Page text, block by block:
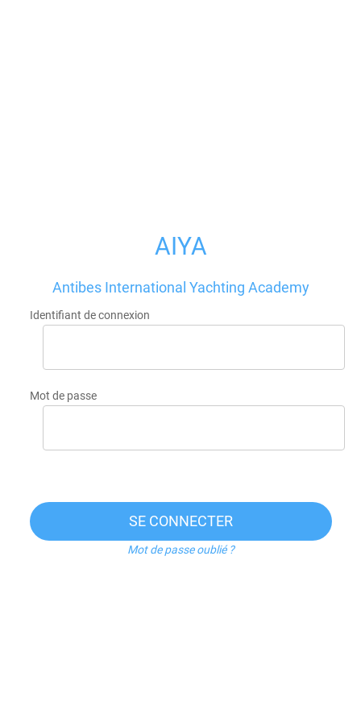
AIYA
Antibes International Yachting Academy
Identifiant de connexion
Mot de passe
SE CONNECTER
Mot de passe oublié ?